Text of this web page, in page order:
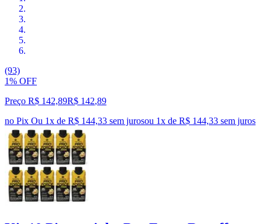
(93)
1% OFF
Preço R$ 142,89R$ 142,89
no Pix Ou 1x de R$ 144,33 sem jurosou 1x de R$ 144,33 sem juros